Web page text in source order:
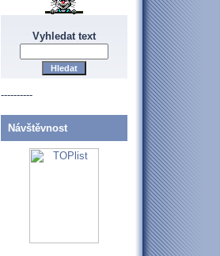
Vyhledat text
----------
Návštěvnost